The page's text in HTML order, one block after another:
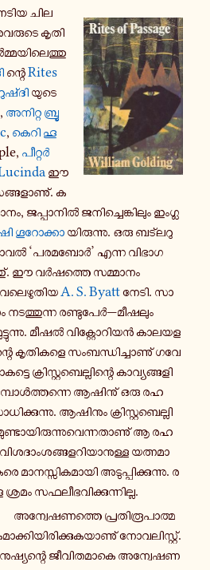
ചില
കൃ­തി­
ന്റെRites
യുടെ
, അ­നി­റ്റ ബ്രൂ­
, കെറി ഹൂ­
പീ­റ്റർ
ഈ
ക­
ജ­പ്പാ­നിൽ ജ­നി­ച്ചെ­ങ്കി­ലും ഇം­ഗ്ല­
ഗൂ­റോ­ക്കാ യി­രു­ന്നു. ഒരു ബ­ട്ല­റു­
‘പ­ര­മ­ബോർ’ എന്ന വി­ഭാ­ഗ­
ഈ വർ­ഷ­ത്തെ സ­മ്മാ­നം
A. S. Byattനേടി. സാ­
ര­ണ്ടു­പേർ—മീ­ഷ­ലും
മീഷൽ വി­ക്റ്റോ­റി­യൻ കാ­ല­യ­ള­
കൃ­തി­ക­ളെ സം­ബ­ന്ധി­ച്ചാ­ണു് ഗ­വേ­
ക്രി­സ്റ്റ­ബെ­ല്ലി­ന്റെ കാ­വ്യ­ങ്ങ­ളി­
ആ­ഷി­നു് ഒരു ര­ഹ­
ആ­ഷി­നും ക്രി­സ്റ്റ­ബെ­ല്ലി­
ആ ര­ഹ­
യ­ത്ന­മാ­
അ­ടു­പ്പി­ക്കു­ന്നു. ര­
സ­ഫ­ലീ­ഭ­വി­ക്കു­ന്നി­ല്ല.
അ­ന്വേ­ഷ­ണ­ത്തെ പ്ര­തി­രൂ­പാ­ത്മ­
നോ­വ­ലി­സ്റ്റ്.
ജീ­വി­ത­മാ­കെ അ­ന്വേ­ഷ­ണ­